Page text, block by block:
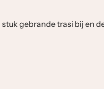
gebrande trasi bij en